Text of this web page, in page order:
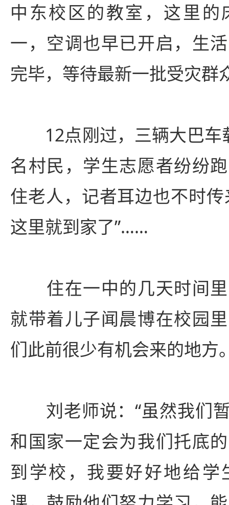
中东校区的教室，这里的
一，空调也早已开启，生
完毕，等待最新一批受灾群
12点刚过，三辆大巴车
名村民，学生志愿者纷纷
住老人，记者耳边也不时
这里就到家了”……
住在一中的几天时间里
就带着儿子闻晨博在校园
们此前很少有机会来的地方
刘老师说：“虽然我们
和国家一定会为我们托底
到学校，我要好好地给学